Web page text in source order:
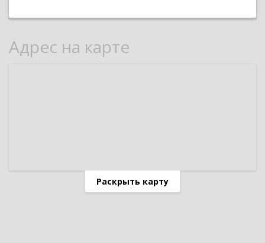
Адрес на карте
Раскрыть карту